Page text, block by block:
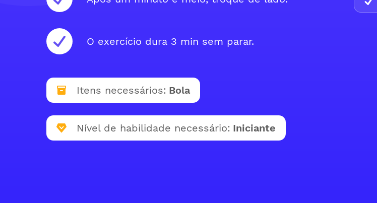
O exercício dura 3 min sem parar.
Itens necessários: Bola
Nível de habilidade necessário: Iniciante